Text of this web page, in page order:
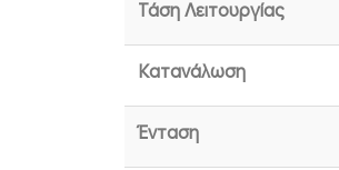
Τάση Λειτουργίας
Κατανάλωση
Ένταση